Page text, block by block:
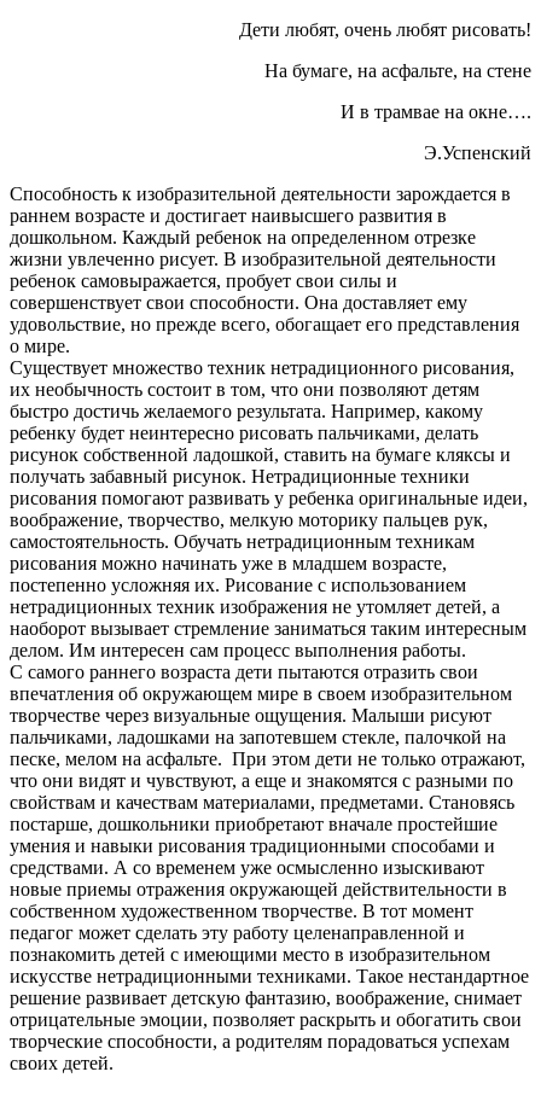
Дети любят, очень любят рисовать!
На бумаге, на асфальте, на стене
И в трамвае на окне….
Э.Успенский
Способность к изобразительной деятельности зарождается в
раннем возрасте и достигает наивысшего развития в
дошкольном. Каждый ребенок на определенном отрезке
жизни увлеченно рисует. В изобразительной деятельности
ребенок самовыражается, пробует свои силы и
совершенствует свои способности. Она доставляет ему
удовольствие, но прежде всего, обогащает его представления
о мире.
Существует множество техник нетрадиционного рисования,
их необычность состоит в том, что они позволяют детям
быстро достичь желаемого результата. Например, какому
ребенку будет неинтересно рисовать пальчиками, делать
рисунок собственной ладошкой, ставить на бумаге кляксы и
получать забавный рисунок. Нетрадиционные техники
рисования помогают развивать у ребенка оригинальные идеи,
воображение, творчество, мелкую моторику пальцев рук,
самостоятельность. Обучать нетрадиционным техникам
рисования можно начинать уже в младшем возрасте,
постепенно усложняя их. Рисование с использованием
нетрадиционных техник изображения не утомляет детей, а
наоборот вызывает стремление заниматься таким интересным
делом. Им интересен сам процесс выполнения работы.
С самого раннего возраста дети пытаются отразить свои
впечатления об окружающем мире в своем изобразительном
творчестве через визуальные ощущения. Малыши рисуют
пальчиками, ладошками на запотевшем стекле, палочкой на
песке, мелом на асфальте. При этом дети не только отражают,
что они видят и чувствуют, а еще и знакомятся с разными по
свойствам и качествам материалами, предметами. Становясь
постарше, дошкольники приобретают вначале простейшие
умения и навыки рисования традиционными способами и
средствами. А со временем уже осмысленно изыскивают
новые приемы отражения окружающей действительности в
собственном художественном творчестве. В тот момент
педагог может сделать эту работу целенаправленной и
познакомить детей с имеющими место в изобразительном
искусстве нетрадиционными техниками. Такое нестандартное
решение развивает детскую фантазию, воображение, снимает
отрицательные эмоции, позволяет раскрыть и обогатить свои
творческие способности, а родителям порадоваться успехам
своих детей.